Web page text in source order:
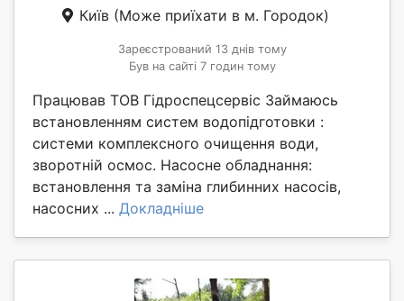
Київ (Може приїхати в м. Городок)
Зареєстрований 13 днів тому
Був на сайті 7 годин тому
Працював ТОВ Гідроспецсервіс Займаюсь
встановленням систем водопідготовки :
системи комплексного очищення води,
зворотній осмос. Насосне обладнання:
встановлення та заміна глибинних насосів,
насосних ... Докладніше